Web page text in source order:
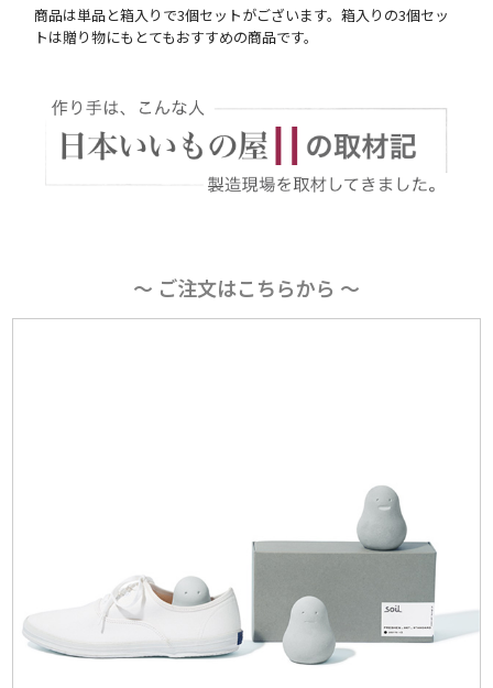
商品は単品と箱入りで3個セットがございます。箱入りの3個セッ
トは贈り物にもとてもおすすめの商品です。
〜 ご注文はこちらから 〜